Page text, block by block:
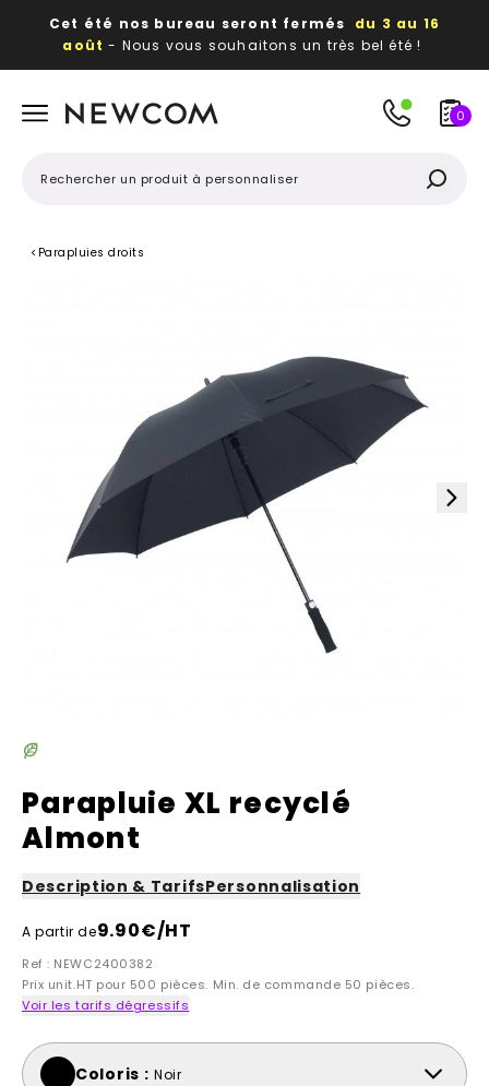
Cet été nos bureau seront fermés du 3 au 16
août - Nous vous souhaitons un très bel été !
publicitaires
0
< Parapluies droits
Parapluie XL recyclé
Almont
Description & TarifsPersonnalisation
A partir de9.90€/HT
Ref : NEWC2400382
Prix unit.HT pour 500 pièces. Min. de commande 50 pièces.
Voir les tarifs dégressifs
Coloris : Noir